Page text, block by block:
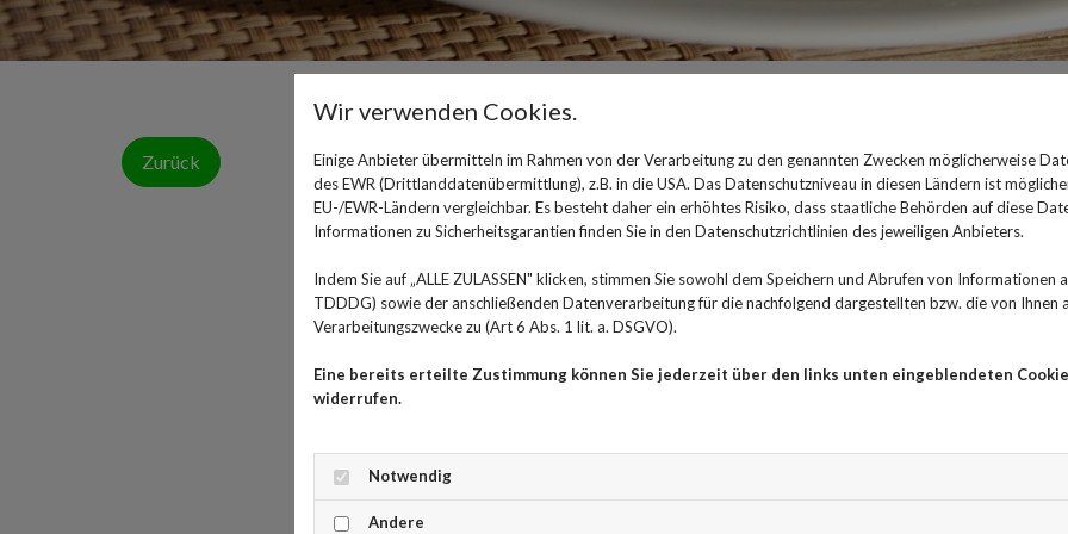
Zurück Zucker: nicht mehr als sechs
29. November 2023
Morgens ein fertiges Müsli, nachmittags ein Stück
Schokolade - wir nehmen oft unbewusst sehr viel
eigentlich pro Tag zu uns nehmen, ohne komplett
Eine gesunde Ernährung besteht aus Gemüse und
etwas aus Vollkornbrot. Zucker kommt in dieser Liste
Bestandteil des Haushaltszuckers, geht ins Blut und
das dafür sorgt, dass dem Körper Energie geliefert
der Insulinspiegel ständig an, was auf Dauer zu einer
Wir verwenden Cookies.
Einige Anbieter übermitteln im Rahmen von der Verarbeitung zu den genannten Zwecken möglicherweise
des EWR (Drittlanddatenübermittlung), z.B. in die USA. Das Datenschutzniveau in diesen Ländern ist
EU-/EWR-Ländern vergleichbar. Es besteht daher ein erhöhtes Risiko, dass staatliche Behörden auf diese
Informationen zu Sicherheitsgarantien finden Sie in den Datenschutzrichtlinien des jeweiligen Anbieters.
Indem Sie auf „ALLE ZULASSEN" klicken, stimmen Sie sowohl dem Speichern und Abrufen von Informationen
TDDDG) sowie der anschließenden Datenverarbeitung für die nachfolgend dargestellten bzw. die von Ihnen
Verarbeitungszwecke zu (Art 6 Abs. 1 lit. a. DSGVO).
Eine bereits erteilte Zustimmung können Sie jederzeit über den links unten eingeblendeten
widerrufen.
Notwendig
Andere